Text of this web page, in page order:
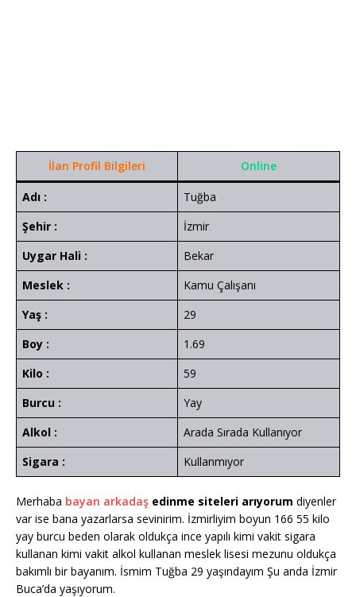
İlan Profil Bilgileri Online
Adı :
Tuğba
Şehir :
İzmir
Uygar Hali :
Bekar
Meslek :
Kamu Çalışanı
Yaş :
29
Boy :
1.69
Kilo :
59
Burcu :
Yay
Alkol :
Arada Sırada Kullanıyor
Sigara :
Kullanmıyor
Merhaba bayan arkadaş edinme siteleri arıyorum diyenler
var ise bana yazarlarsa sevinirim. İzmirliyim boyun 166 55 kilo
yay burcu beden olarak oldukça ince yapılı kimi vakit sigara
kullanan kimi vakit alkol kullanan meslek lisesi mezunu oldukça
bakımlı bir bayanım. İsmim Tuğba 29 yaşındayım Şu anda İzmir
Buca’da yaşıyorum.